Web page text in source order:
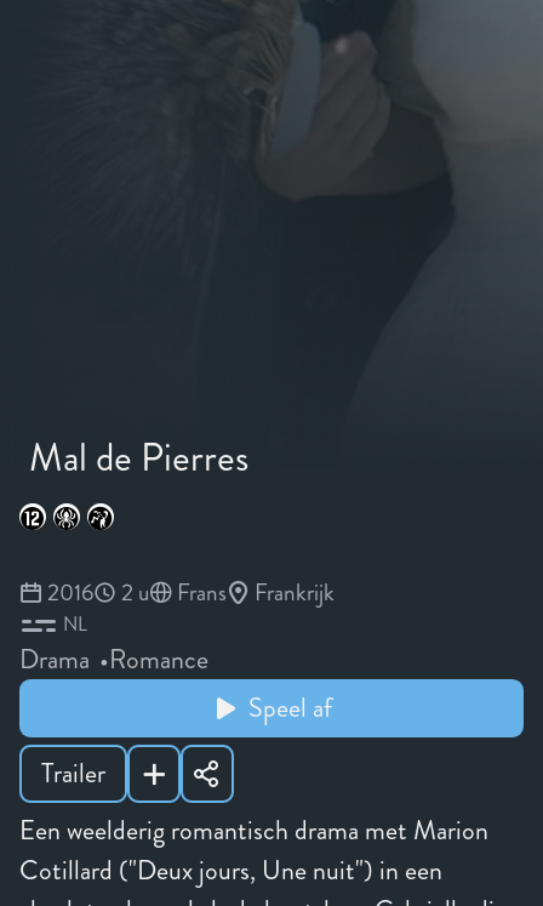
Mal de Pierres
Een weelderig romantisch drama met Marion
Cotillard ("Deux jours, Une nuit") in een
2016 2 u Frans Frankrijk
NL
Drama
Romance
Speel af
Trailer